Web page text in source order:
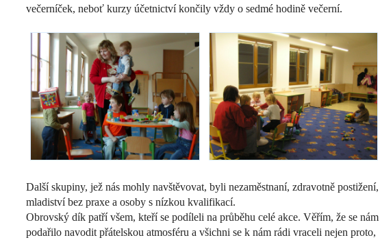
večerníček, neboť kurzy účetnictví končily vždy o sedmé hodině večerní.
Další skupiny, jež nás mohly navštěvovat, byli nezaměstnaní, zdravotně postižení,
mladiství bez praxe a osoby s nízkou kvalifikací.
Obrovský dík patří všem, kteří se podíleli na průběhu celé akce. Věřím, že se nám
podařilo navodit přátelskou atmosféru a všichni se k nám rádi vraceli nejen proto,